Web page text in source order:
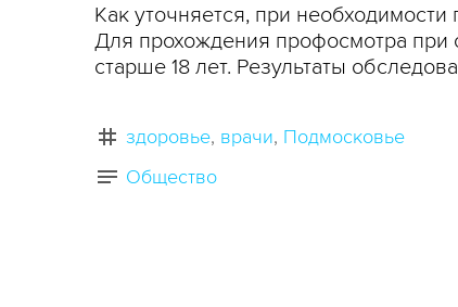
Как уточняется, при
Для прохождения профосмотра при
старше 18 лет. Результаты
здоровье врачи Подмосковье
Общество